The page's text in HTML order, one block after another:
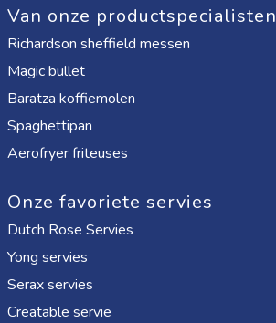
Van onze productspecialisten
Richardson sheffield messen
Magic bullet
Baratza koffiemolen
Spaghettipan
Aerofryer friteuses
Onze favoriete servies
Dutch Rose Servies
Yong servies
Serax servies
Creatable servie